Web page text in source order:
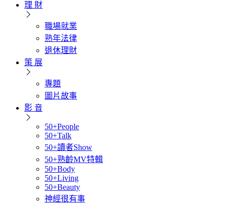
理 財
職場就業
熟年法律
退休理財
策 展
專題
圖片故事
影 音
50+People
50+Talk
50+讀者Show
50+熟齡MV特輯
50+Body
50+Living
50+Beauty
神經很有事